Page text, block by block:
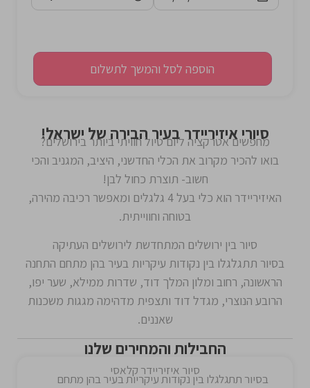
הוספה לסל והמשך לתשלום
סיורי איזיריידר בעיר הבירה של ישראל!
מחפשים אטרקציה ליום טיול חוויתי ביותר בירושלים?
בואו להכיר מקרוב את הכלי החדשני, היציב, המגניב והכי
חשוב- תוצרת כחול לבן!
האיזיריידר הוא כלי בעל 4 גלגלים ומאפשר רכיבה מהירה,
בטוחה וחווייתית.
סיור בין ירושלים המתחדשת לירושלים העתיקה
בסיור תתגלגלו בין נקודות עיקריות בעיר בהן מתחם התחנה
הראשונה, רחוב ומלון המלך דוד, שדרות ממילא, שער יפו,
הרובע הנוצרי, מגדל דוד ותצפית מדהימה מגגות משכנות
שאננים.
החבילות והמחירים שלנו
סיור איזיריידר קלאסי
בסיור תתגלגלו בין נקודות עיקריות בעיר בהן מתחם